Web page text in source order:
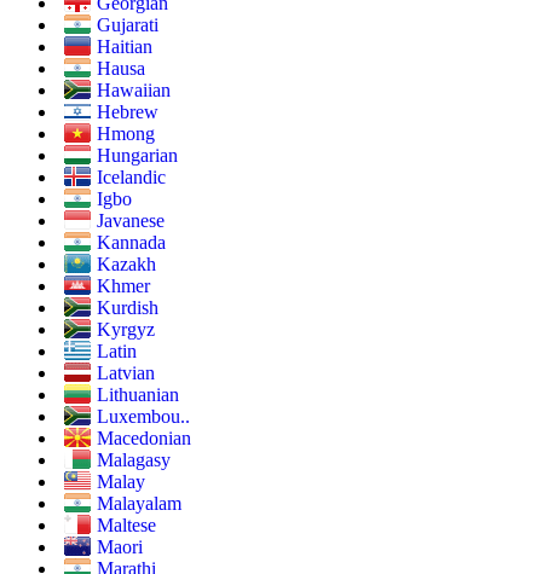
Gujarati
Haitian
Hausa
Hawaiian
Hebrew
Hmong
Hungarian
Icelandic
Igbo
Javanese
Kannada
Kazakh
Khmer
Kurdish
Kyrgyz
Latin
Latvian
Lithuanian
Luxembou..
Macedonian
Malagasy
Malay
Malayalam
Maltese
Maori
Marathi